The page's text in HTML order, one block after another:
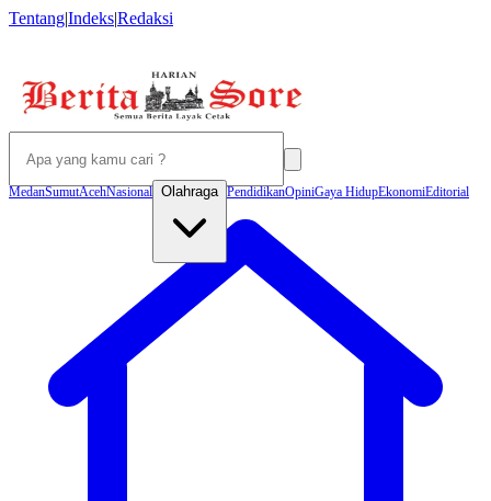
Tentang|Indeks|Redaksi
MedanSumutAcehNasional Olahraga PendidikanOpiniGaya HidupEkonomiEditorial